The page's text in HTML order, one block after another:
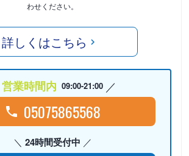
わせください。
詳しくはこちら
営業時間内 09:00-21:00
05075865568
24時間受付中